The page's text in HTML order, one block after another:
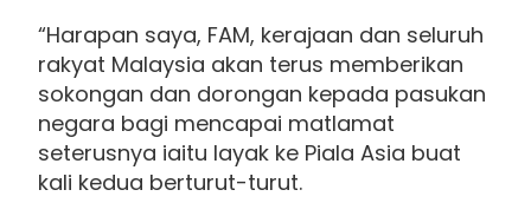
“Harapan saya, FAM, kerajaan dan seluruh
rakyat Malaysia akan terus memberikan
sokongan dan dorongan kepada pasukan
negara bagi mencapai matlamat
seterusnya iaitu layak ke Piala Asia buat
kali kedua berturut-turut.